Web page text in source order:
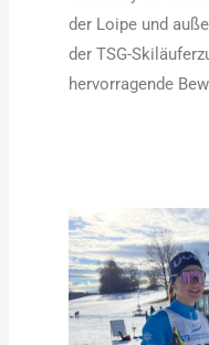
der Loipe und
der TSG-
hervorragende